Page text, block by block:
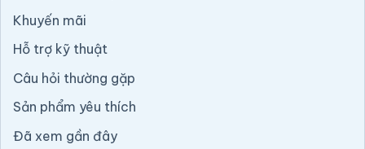
Khuyến mãi
Hỗ trợ kỹ thuật
Câu hỏi thường gặp
Sản phẩm yêu thích
Đã xem gần đây